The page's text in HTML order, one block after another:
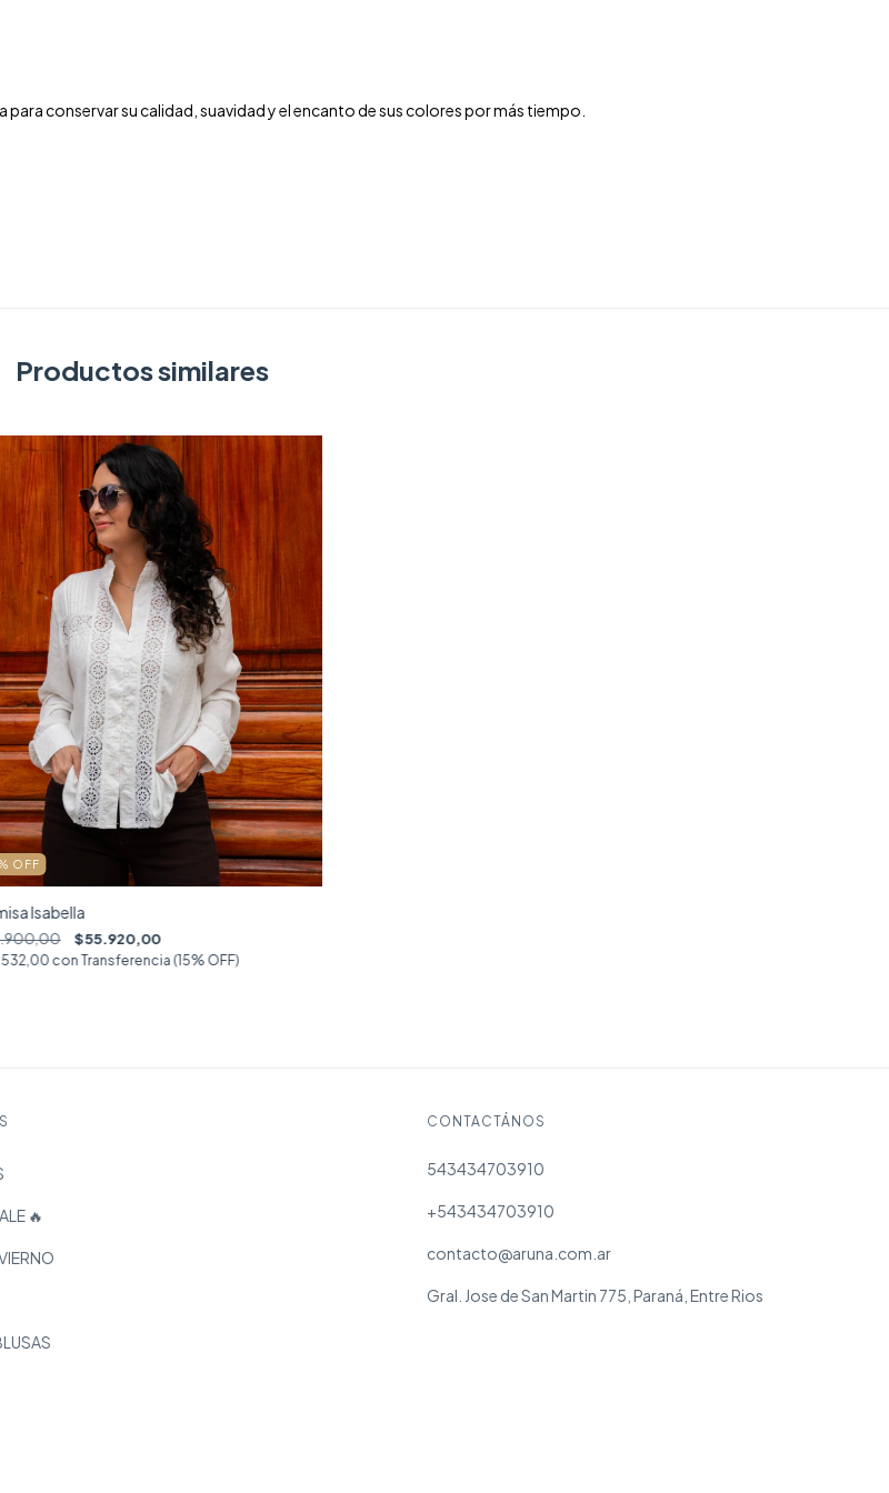
conservar su calidad, suavidad y el encanto de sus colores por más tiempo.
Productos similares
OFF
Isabella
$55.920,00
conTransferencia (15% OFF)
🔥
CONTACTÁNOS
543434703910
+543434703910
contacto@aruna.com.ar
Gral. Jose de San Martin 775, Paraná, Entre Rios